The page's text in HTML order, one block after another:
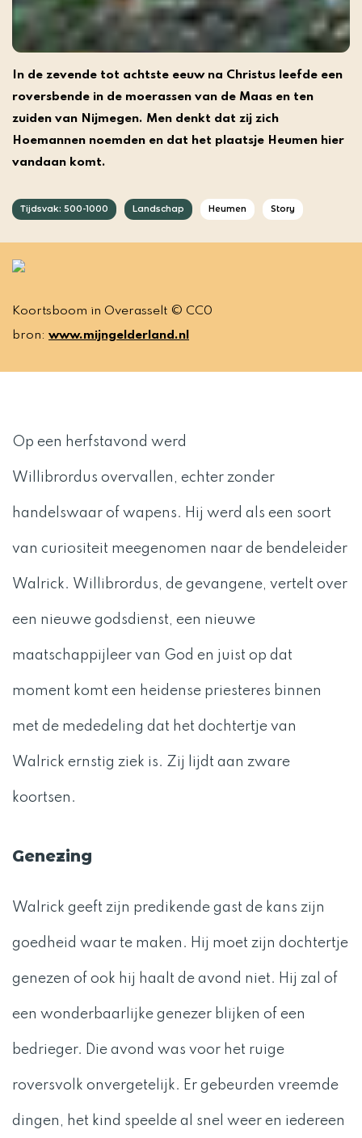
In de zevende tot achtste eeuw na Christus leefde een
roversbende in de moerassen van de Maas en ten
zuiden van Nijmegen. Men denkt dat zij zich
Hoemannen noemden en dat het plaatsje Heumen hier
vandaan komt.
Tijdsvak: 500-1000 Landschap Heumen Story
Koortsboom in Overasselt © CC0
bron: www.mijngelderland.nl
Op een herfstavond werd
Willibrordus overvallen, echter zonder
handelswaar of wapens. Hij werd als een soort
van curiositeit meegenomen naar de bendeleider
Walrick. Willibrordus, de gevangene, vertelt over
een nieuwe godsdienst, een nieuwe
maatschappijleer van God en juist op dat
moment komt een heidense priesteres binnen
met de mededeling dat het dochtertje van
Walrick ernstig ziek is. Zij lijdt aan zware
koortsen.
Genezing
Walrick geeft zijn predikende gast de kans zijn
goedheid waar te maken. Hij moet zijn dochtertje
genezen of ook hij haalt de avond niet. Hij zal of
een wonderbaarlijke genezer blijken of een
bedrieger. Die avond was voor het ruige
roversvolk onvergetelijk. Er gebeurden vreemde
dingen, het kind speelde al snel weer en iedereen